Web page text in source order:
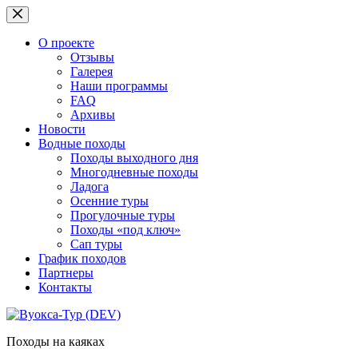
Перейти
к
сути
О проекте
Отзывы
Галерея
Наши программы
FAQ
Архивы
Новости
Водные походы
Походы выходного дня
Многодневные походы
Ладога
Осенние туры
Прогулочные туры
Походы «под ключ»
Сап туры
График походов
Партнеры
Контакты
Походы на каяках